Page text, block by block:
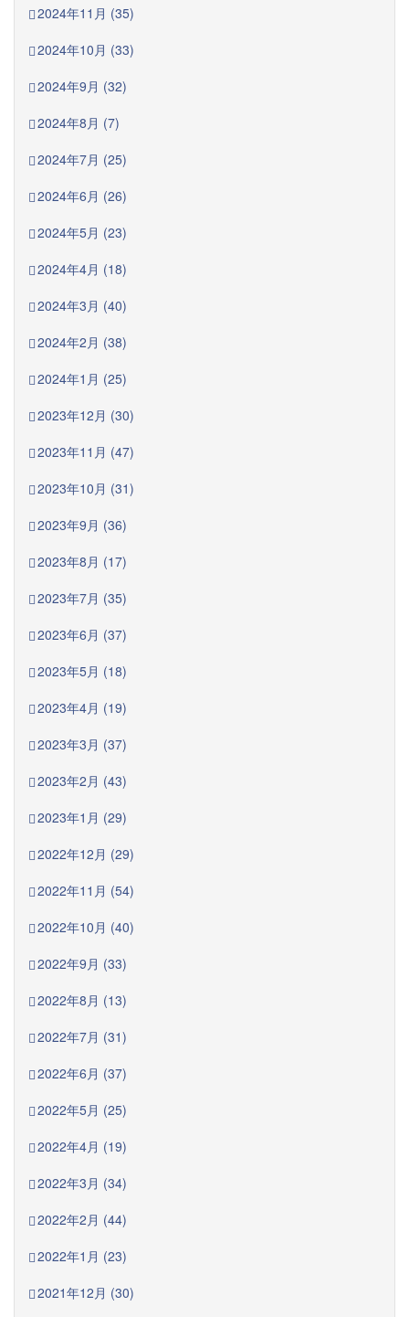
2024年11月 (35)
2024年10月 (33)
2024年9月 (32)
2024年8月 (7)
2024年7月 (25)
2024年6月 (26)
2024年5月 (23)
2024年4月 (18)
2024年3月 (40)
2024年2月 (38)
2024年1月 (25)
2023年12月 (30)
2023年11月 (47)
2023年10月 (31)
2023年9月 (36)
2023年8月 (17)
2023年7月 (35)
2023年6月 (37)
2023年5月 (18)
2023年4月 (19)
2023年3月 (37)
2023年2月 (43)
2023年1月 (29)
2022年12月 (29)
2022年11月 (54)
2022年10月 (40)
2022年9月 (33)
2022年8月 (13)
2022年7月 (31)
2022年6月 (37)
2022年5月 (25)
2022年4月 (19)
2022年3月 (34)
2022年2月 (44)
2022年1月 (23)
2021年12月 (30)